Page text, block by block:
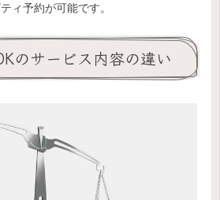
ィ予約が可能です。
のサービス内容の違い